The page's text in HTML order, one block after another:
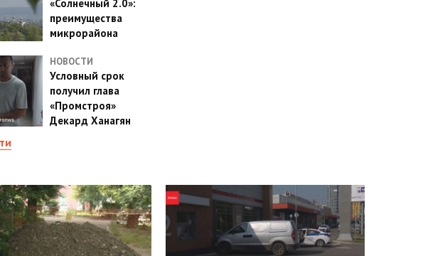
«Солнечный 2.0»:
преимущества
микрорайона
НОВОСТИ
Условный срок
получил глава
«Промстроя»
Декард Ханагян